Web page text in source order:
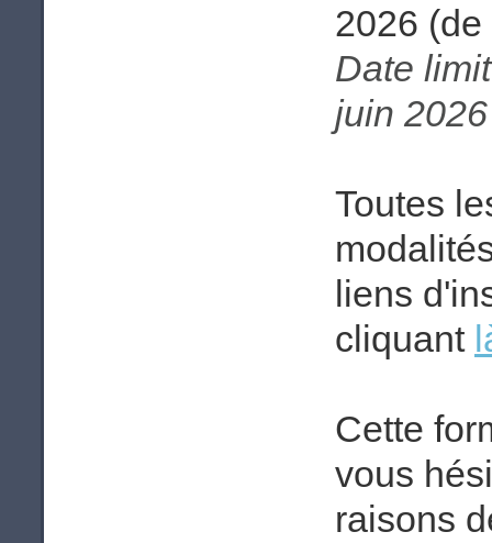
2026
Date
juin 2026
Toutes
liens
cliquant
Cette
vous
raisons